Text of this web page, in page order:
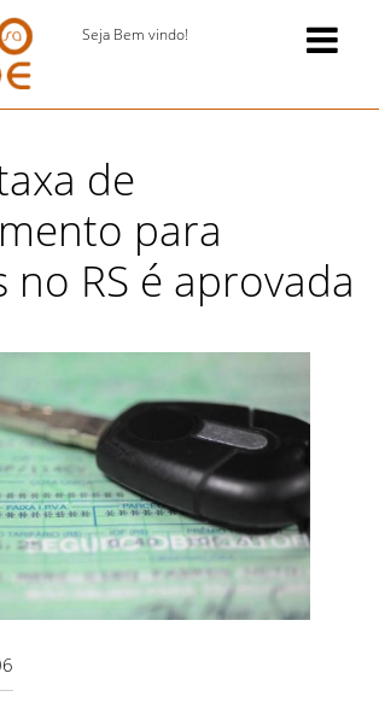
Seja Bem vindo!
de
para
no RS é aprovada